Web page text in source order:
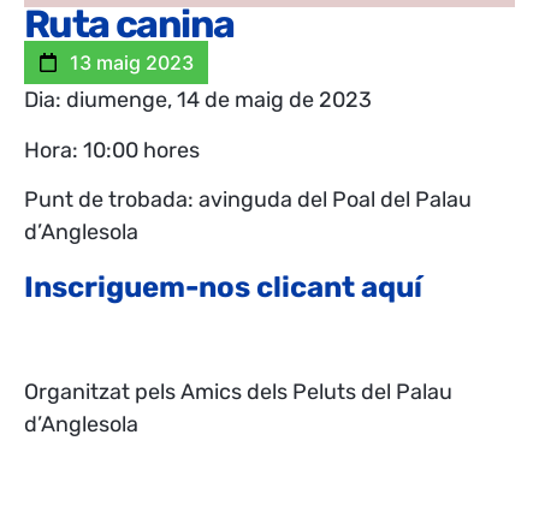
Ruta canina
13 maig 2023
Dia: diumenge, 14 de maig de 2023
Hora: 10:00 hores
Punt de trobada: avinguda del Poal del Palau
d’Anglesola
Inscriguem-nos clicant aquí
Organitzat pels Amics dels Peluts del Palau
d’Anglesola